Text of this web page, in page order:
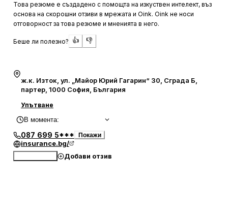
Компанията се отличава с гъвкавост и надеждност,
като предоставя възможност за управление на
застрахователни полици в движение и получаване на
напомняния за подновяване. Потребителите изразяват
професионалисти. Екипът за поддръжка също получава
похвали за своята полезност и отзивчивост при
Това резюме е създадено с помощта на изкуствен интелект, въз
основа на скорошни отзиви в мрежата и Oink. Oink не носи
отговорност за това резюме и мненията в него.
Беше ли полезно? 👍 👎
ж.к. Изток, ул. „Майор Юрий Гагарин“ 30, Сграда Б,
партер, 1000 София, България
Упътване
В момента:
087 699 5*** Покажи
insurance.bg/
Добави отзив